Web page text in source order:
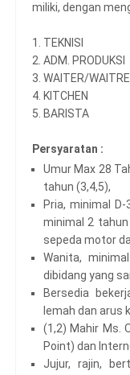
miliki, dengan
1. TEKNISI
2. ADM. PRODUKSI
3. WAITER/
4. KITCHEN
5. BARISTA
Persyaratan :
Umur Max 28
tahun (3,4,5),
Pria, minimal
minimal 2
sepeda motor
Wanita,
dibidang yang
Bersedia
lemah dan arus
(1,2) Mahir Ms.
Point) dan
Jujur, rajin,